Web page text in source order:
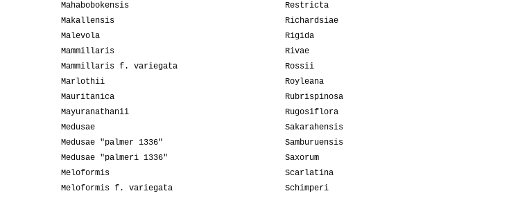
Mahabobokensis
Makallensis
Malevola
Mammillaris
Mammillaris f. variegata
Marlothii
Mauritanica
Mayuranathanii
Medusae
Medusae "palmer 1336"
Medusae "palmeri 1336"
Meloformis
Meloformis f. variegata
Restricta
Richardsiae
Rigida
Rivae
Rossii
Royleana
Rubrispinosa
Rugosiflora
Sakarahensis
Samburuensis
Saxorum
Scarlatina
Schimperi